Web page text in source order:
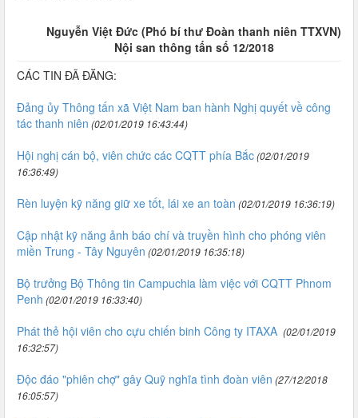
Nguyễn Việt Đức (Phó bí thư Đoàn thanh niên TTXVN)
Nội san thông tấn số 12/2018
CÁC TIN ĐÃ ĐĂNG:
Đảng ủy Thông tấn xã Việt Nam ban hành Nghị quyết về công
tác thanh niên (02/01/2019 16:43:44)
Hội nghị cán bộ, viên chức các CQTT phía Bắc(02/01/2019
16:36:49)
Rèn luyện kỹ năng giữ xe tốt, lái xe an toàn (02/01/2019 16:36:19)
Cập nhật kỹ năng ảnh báo chí và truyền hình cho phóng viên
miền Trung - Tây Nguyên (02/01/2019 16:35:18)
Bộ trưởng Bộ Thông tin Campuchia làm việc với CQTT Phnom
Penh (02/01/2019 16:33:40)
Phát thẻ hội viên cho cựu chiến binh Công ty ITAXA (02/01/2019
16:32:57)
Độc đáo "phiên chợ" gây Quỹ nghĩa tình đoàn viên (27/12/2018
16:05:57)